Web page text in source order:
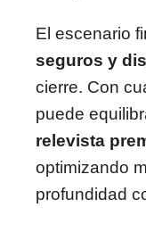
El escenario
seguros y
cierre. Con
puede
relevista
optimizando
profundidad